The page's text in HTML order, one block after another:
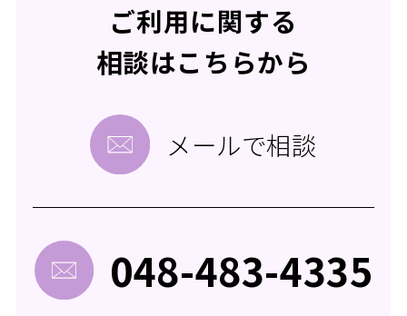
ご利用に関する
相談はこちらから
メールで相談
048-483-4335